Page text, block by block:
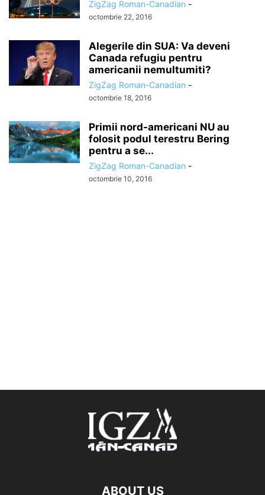
ZigZag Roman-Canadian -
octombrie 22, 2016
Alegerile din SUA: Va deveni
Canada refugiu pentru
americanii nemultumiti?
ZigZag Roman-Canadian -
octombrie 18, 2016
Primii nord-americani NU au
folosit podul terestru Bering
pentru a se...
ZigZag Roman-Canadian -
octombrie 10, 2016
ABOUT US